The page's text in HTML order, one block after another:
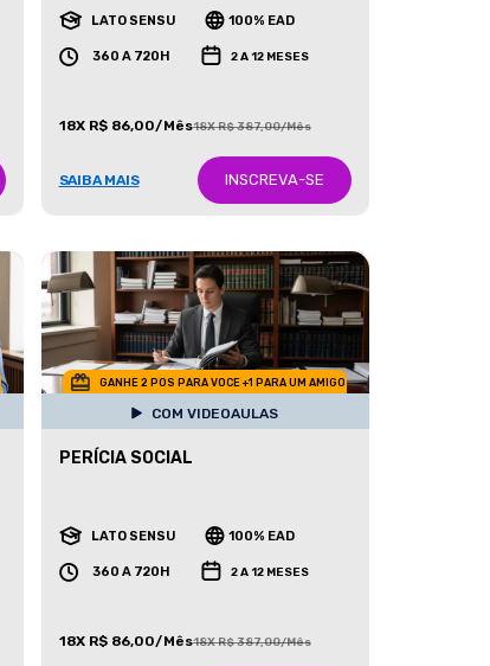
LATO SENSU 100% EAD
360 A 720H 2 A 12 MESES
18X R$ 86,00/Mês18X R$ 387,00/Mês
SAIBA MAIS INSCREVA-SE
GANHE 2 POS PARA VOCE +1 PARA UM AMIGO
COM VIDEOAULAS
PERÍCIA SOCIAL
LATO SENSU 100% EAD
360 A 720H 2 A 12 MESES
18X R$ 86,00/Mês18X R$ 387,00/Mês